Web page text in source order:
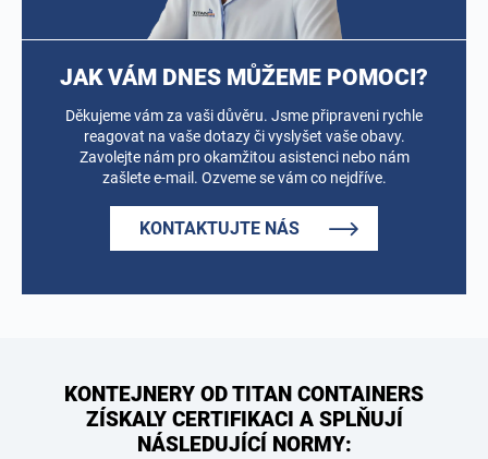
JAK VÁM DNES MŮŽEME POMOCI?
Děkujeme vám za vaši důvěru. Jsme připraveni rychle
reagovat na vaše dotazy či vyslyšet vaše obavy.
Zavolejte nám pro okamžitou asistenci nebo nám
zašlete e-mail. Ozveme se vám co nejdříve.
KONTAKTUJTE NÁS
KONTEJNERY OD TITAN CONTAINERS
ZÍSKALY CERTIFIKACI A SPLŇUJÍ
NÁSLEDUJÍCÍ NORMY: